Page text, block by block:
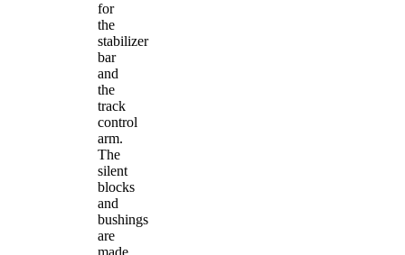
for
the
stabilizer
bar
and
the
track
control
arm.
The
silent
blocks
and
bushings
are
made